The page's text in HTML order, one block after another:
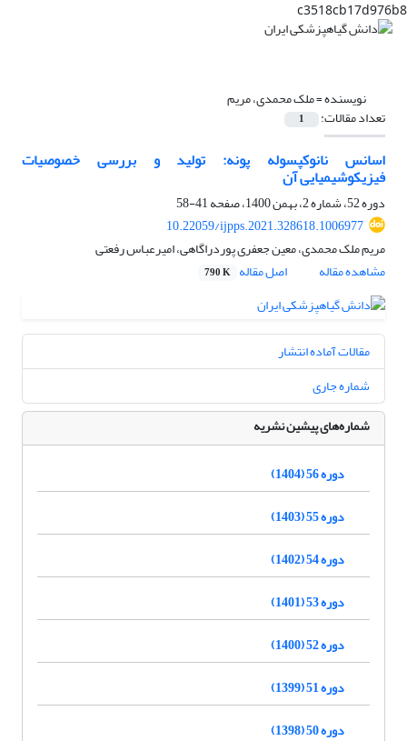
c3518cb17d976b8
نویسنده =ملک محمدی، مریم
تعداد مقالات: 1
اسانس نانوکپسوله پونه: تولید و بررسی خصوصیات
فیزیکوشیمیایی آن
دوره 52، شماره 2، بهمن 1400، صفحه
41-58
10.22059/ijpps.2021.328618.1006977
مریم ملک محمدی، معین جعفری پوردراگاهی، امیرعباس رفعتی
مشاهده مقاله
اصل مقاله 790 K
مقالات آماده انتشار
شماره جاری
شماره‌های پیشین نشریه
دوره 56 (1404)
دوره 55 (1403)
دوره 54 (1402)
دوره 53 (1401)
دوره 52 (1400)
دوره 51 (1399)
دوره 50 (1398)